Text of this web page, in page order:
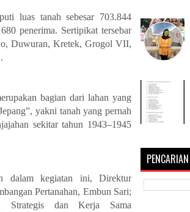
luas tanah sebesar 703.844
penerima. Sertipikat tersebar
Duwuran, Kretek, Grogol VII,
bagian dari lahan yang
yakni tanah yang pernah
sekitar tahun 1943–1945
dalam kegiatan ini, Direktur
Pertanahan, Embun Sari;
Strategis dan Kerja Sama
PENCARIAN